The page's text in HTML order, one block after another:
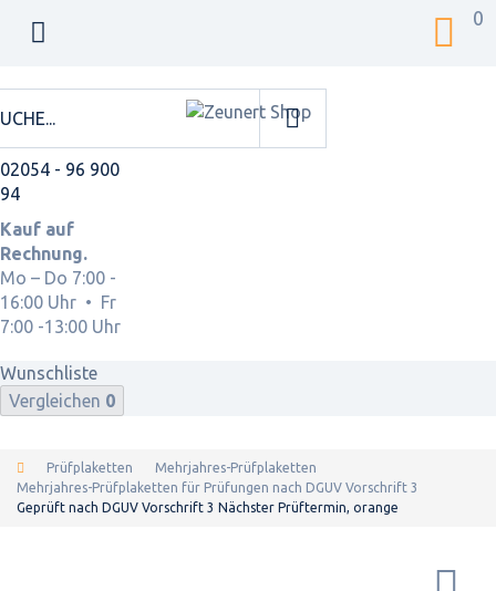
0
02054 - 96 900
94
Kauf auf
Rechnung.
Mo – Do 7:00 -
16:00 Uhr • Fr
7:00 -13:00 Uhr
Wunschliste
Vergleichen 0
Prüfplaketten
Mehrjahres-Prüfplaketten
Mehrjahres-Prüfplaketten für Prüfungen nach DGUV Vorschrift 3
Geprüft nach DGUV Vorschrift 3 Nächster Prüftermin, orange